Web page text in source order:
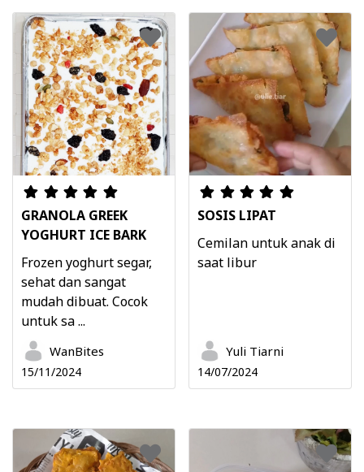
GRANOLA GREEK
YOGHURT ICE BARK
Frozen yoghurt segar,
sehat dan sangat
mudah dibuat. Cocok
untuk sa ...
WanBites
15/11/2024
SOSIS LIPAT
Cemilan untuk anak di
saat libur
Yuli Tiarni
14/07/2024